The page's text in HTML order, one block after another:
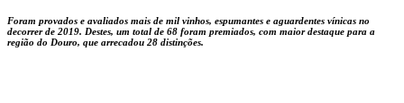
Foram provados e avaliados mais de mil vinhos, espumantes e aguardentes vínicas no
decorrer de 2019. Destes, um total de 68 foram premiados, com maior destaque para a
região do Douro, que arrecadou 28 distinções.